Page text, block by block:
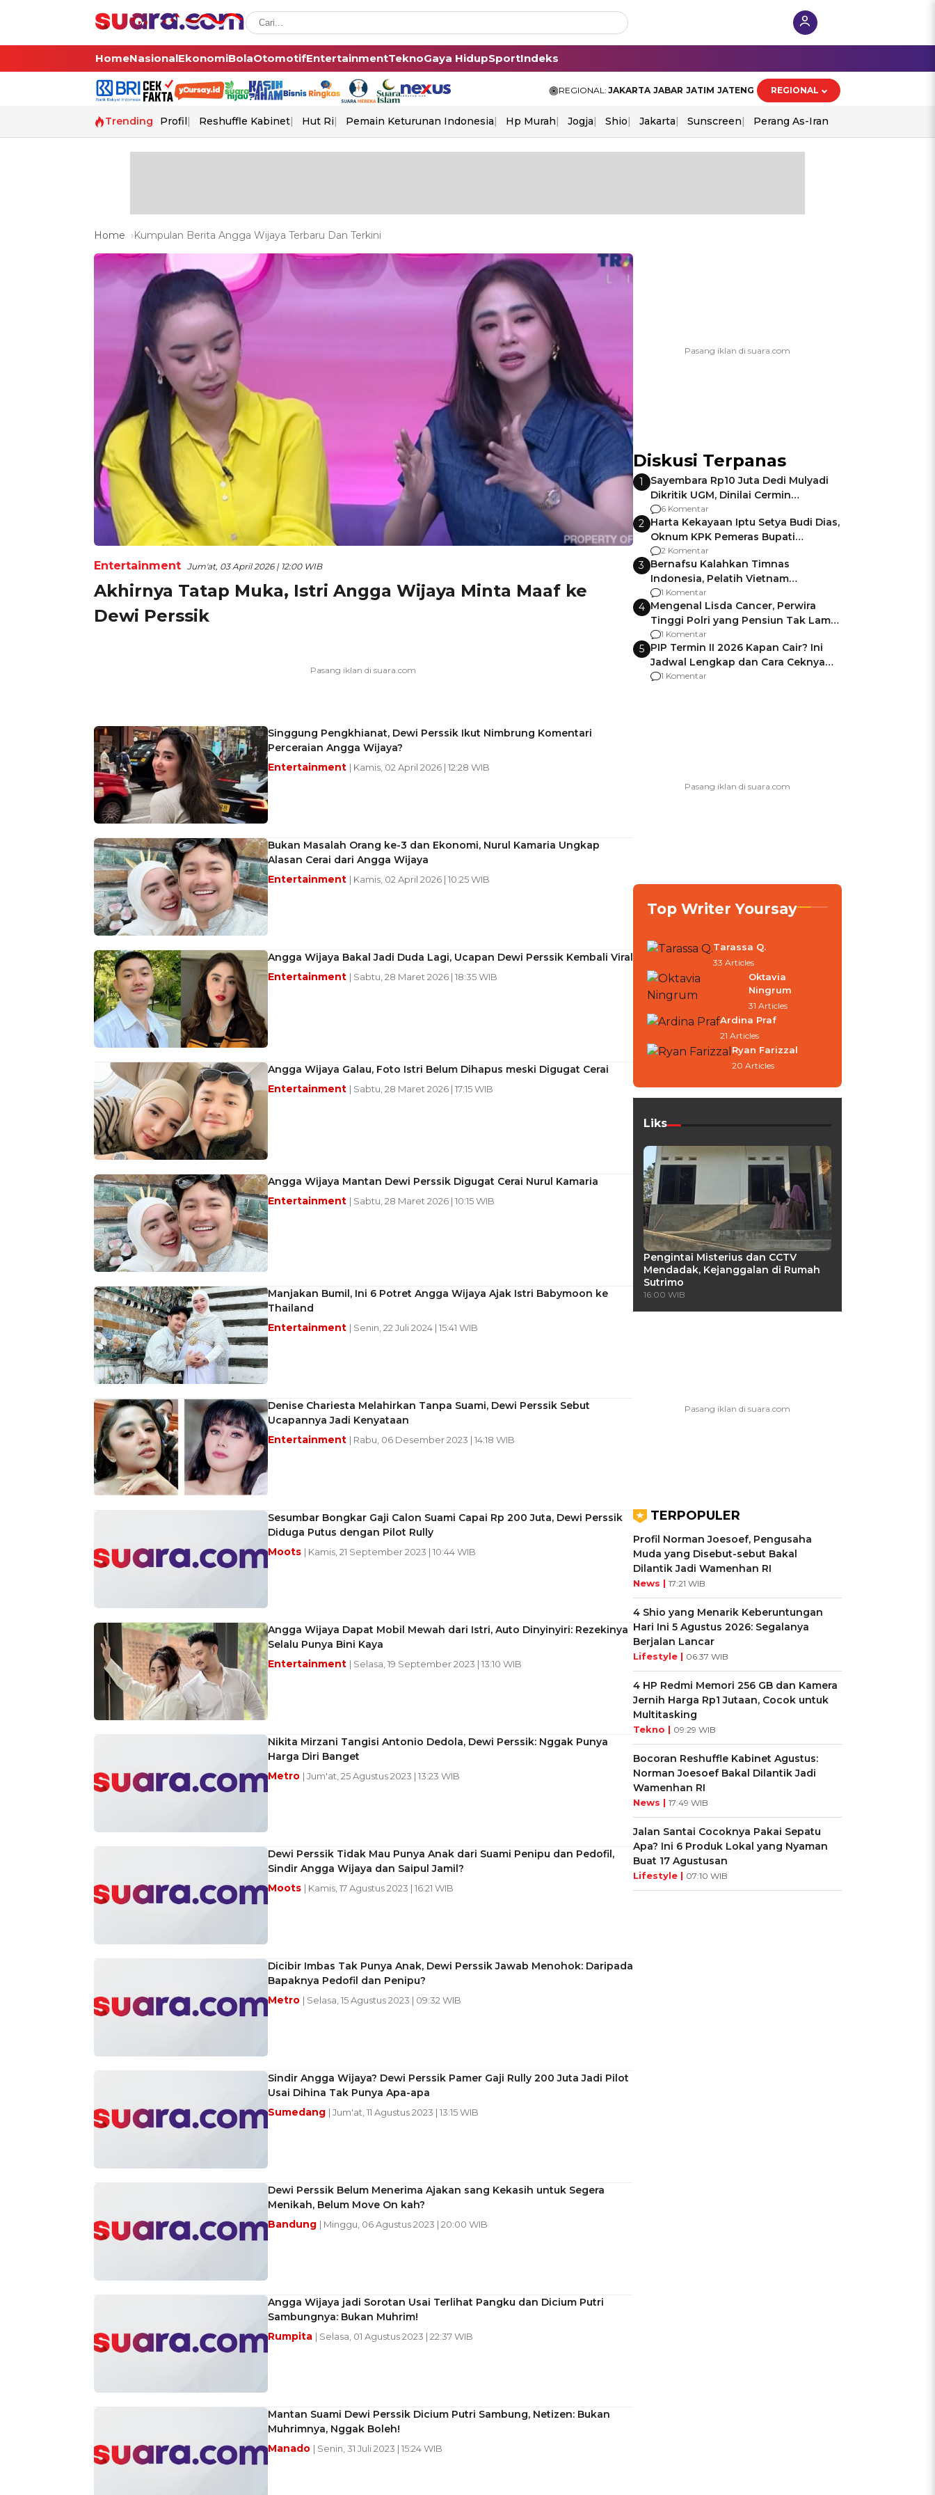
HomeNasionalEkonomiBolaOtomotifEntertainmentTeknoGaya HidupSportIndeks
REGIONAL: JAKARTA JABAR JATIM JATENG REGIONAL
Trending Profil Reshuffle Kabinet Hut Ri Pemain Keturunan Indonesia Hp Murah Jogja Shio Jakarta Sunscreen Perang As-Iran
Home Kumpulan Berita Angga Wijaya Terbaru Dan Terkini
Entertainment Jum'at, 03 April 2026 | 12:00 WIB
Akhirnya Tatap Muka, Istri Angga Wijaya Minta Maaf ke
Dewi Perssik
Singgung Pengkhianat, Dewi Perssik Ikut Nimbrung Komentari
Perceraian Angga Wijaya?
Entertainment | Kamis, 02 April 2026 | 12:28 WIB
Bukan Masalah Orang ke-3 dan Ekonomi, Nurul Kamaria Ungkap
Alasan Cerai dari Angga Wijaya
Entertainment | Kamis, 02 April 2026 | 10:25 WIB
Angga Wijaya Bakal Jadi Duda Lagi, Ucapan Dewi Perssik Kembali Viral
Entertainment | Sabtu, 28 Maret 2026 | 18:35 WIB
Angga Wijaya Galau, Foto Istri Belum Dihapus meski Digugat Cerai
Entertainment | Sabtu, 28 Maret 2026 | 17:15 WIB
Angga Wijaya Mantan Dewi Perssik Digugat Cerai Nurul Kamaria
Entertainment | Sabtu, 28 Maret 2026 | 10:15 WIB
Manjakan Bumil, Ini 6 Potret Angga Wijaya Ajak Istri Babymoon ke
Thailand
Entertainment | Senin, 22 Juli 2024 | 15:41 WIB
Denise Chariesta Melahirkan Tanpa Suami, Dewi Perssik Sebut
Ucapannya Jadi Kenyataan
Entertainment | Rabu, 06 Desember 2023 | 14:18 WIB
Sesumbar Bongkar Gaji Calon Suami Capai Rp 200 Juta, Dewi Perssik
Diduga Putus dengan Pilot Rully
Moots | Kamis, 21 September 2023 | 10:44 WIB
Angga Wijaya Dapat Mobil Mewah dari Istri, Auto Dinyinyiri: Rezekinya
Selalu Punya Bini Kaya
Entertainment | Selasa, 19 September 2023 | 13:10 WIB
Nikita Mirzani Tangisi Antonio Dedola, Dewi Perssik: Nggak Punya
Harga Diri Banget
Metro | Jum'at, 25 Agustus 2023 | 13:23 WIB
Dewi Perssik Tidak Mau Punya Anak dari Suami Penipu dan Pedofil,
Sindir Angga Wijaya dan Saipul Jamil?
Moots | Kamis, 17 Agustus 2023 | 16:21 WIB
Dicibir Imbas Tak Punya Anak, Dewi Perssik Jawab Menohok: Daripada
Bapaknya Pedofil dan Penipu?
Metro | Selasa, 15 Agustus 2023 | 09:32 WIB
Sindir Angga Wijaya? Dewi Perssik Pamer Gaji Rully 200 Juta Jadi Pilot
Usai Dihina Tak Punya Apa-apa
Sumedang | Jum'at, 11 Agustus 2023 | 13:15 WIB
Dewi Perssik Belum Menerima Ajakan sang Kekasih untuk Segera
Menikah, Belum Move On kah?
Bandung | Minggu, 06 Agustus 2023 | 20:00 WIB
Angga Wijaya jadi Sorotan Usai Terlihat Pangku dan Dicium Putri
Sambungnya: Bukan Muhrim!
Rumpita | Selasa, 01 Agustus 2023 | 22:37 WIB
Mantan Suami Dewi Perssik Dicium Putri Sambung, Netizen: Bukan
Muhrimnya, Nggak Boleh!
Manado | Senin, 31 Juli 2023 | 15:24 WIB
Diskusi Terpanas
1
Sayembara Rp10 Juta Dedi Mulyadi
Dikritik UGM, Dinilai Cermin
Gagalnya Negara Jamin Keamanan
6 Komentar
2 Harta Kekayaan Iptu Setya Budi Dias,
Oknum KPK Pemeras Bupati
Pemalang
2 Komentar
3 Bernafsu Kalahkan Timnas
Indonesia, Pelatih Vietnam
Berencana Pakai Jimat di Pakansari
1 Komentar
4 Mengenal Lisda Cancer, Perwira
Tinggi Polri yang Pensiun Tak Lama
Usai Jadi Brigjen
1 Komentar
5 PIP Termin II 2026 Kapan Cair? Ini
Jadwal Lengkap dan Cara Ceknya
agar Dana Tidak Hangus!
1 Komentar
Top Writer Yoursay
Tarassa Q.
33 Articles
Oktavia
Ningrum
31 Articles
Ardina Praf
21 Articles
Ryan Farizzal
20 Articles
Liks
Pengintai Misterius dan CCTV
Mendadak, Kejanggalan di Rumah
Sutrimo
16:00 WIB
TERPOPULER
Profil Norman Joesoef, Pengusaha
Muda yang Disebut-sebut Bakal
Dilantik Jadi Wamenhan RI
News | 17:21 WIB
4 Shio yang Menarik Keberuntungan
Hari Ini 5 Agustus 2026: Segalanya
Berjalan Lancar
Lifestyle | 06:37 WIB
4 HP Redmi Memori 256 GB dan Kamera
Jernih Harga Rp1 Jutaan, Cocok untuk
Multitasking
Tekno | 09:29 WIB
Bocoran Reshuffle Kabinet Agustus:
Norman Joesoef Bakal Dilantik Jadi
Wamenhan RI
News | 17:49 WIB
Jalan Santai Cocoknya Pakai Sepatu
Apa? Ini 6 Produk Lokal yang Nyaman
Buat 17 Agustusan
Lifestyle | 07:10 WIB